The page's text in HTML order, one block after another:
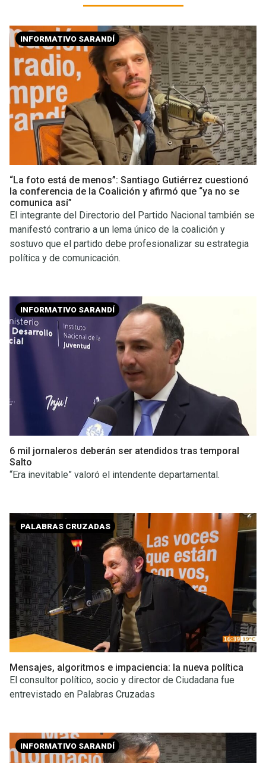
INFORMATIVO SARANDÍ
“La foto está de menos”: Santiago Gutiérrez cuestionó
la conferencia de la Coalición y afirmó que “ya no se
comunica así”
El integrante del Directorio del Partido Nacional también se
manifestó contrario a un lema único de la coalición y
sostuvo que el partido debe profesionalizar su estrategia
política y de comunicación.
INFORMATIVO SARANDÍ
6 mil jornaleros deberán ser atendidos tras temporal
Salto
“Era inevitable” valoró el intendente departamental.
PALABRAS CRUZADAS
Mensajes, algoritmos e impaciencia: la nueva política
El consultor político, socio y director de Ciudadana fue
entrevistado en Palabras Cruzadas
INFORMATIVO SARANDÍ